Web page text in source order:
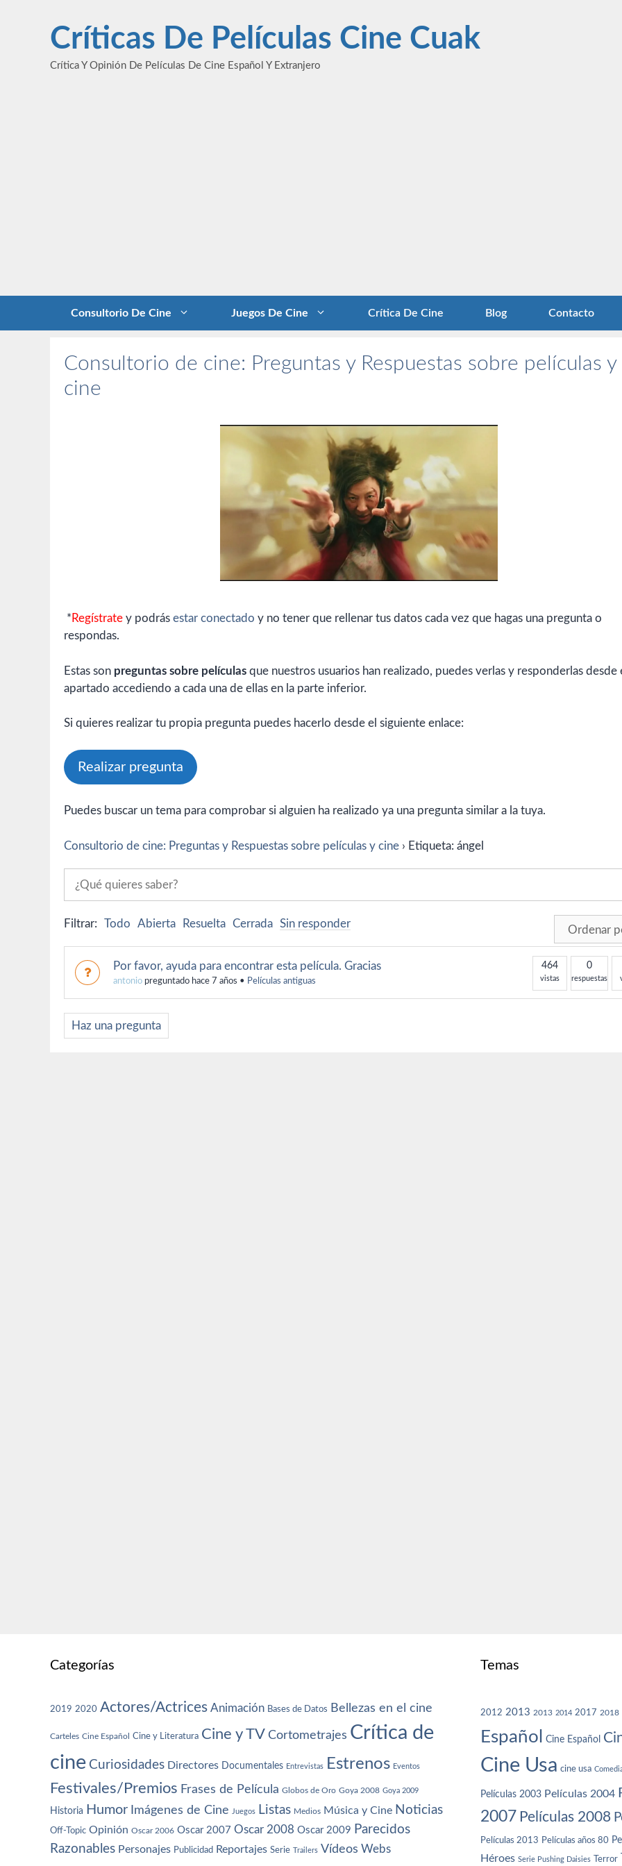
contenidoCríticas De Películas Cine Cuak
Crítica Y Opinión De Películas De Cine Español Y Extranjero
Consultorio De Cine Juegos De Cine Crítica De Cine Blog Contacto
Consultorio de cine: Preguntas y Respuestas sobre películas y
cine
* Regístrate y podrás estar conectado y no tener que rellenar tus datos cada vez que hagas una pregunta o
respondas.
Estas son preguntas sobre películas que nuestros usuarios han realizado, puedes verlas y responderlas desde
apartado accediendo a cada una de ellas en la parte inferior.
Si quieres realizar tu propia pregunta puedes hacerlo desde el siguiente enlace:
Realizar pregunta
Puedes buscar un tema para comprobar si alguien ha realizado ya una pregunta similar a la tuya.
Consultorio de cine: Preguntas y Respuestas sobre películas y cine › Etiqueta: ángel
Filtrar: Todo Abierta Resuelta Cerrada Sin responder
Por favor, ayuda para encontrar esta película. Gracias
antonio preguntado hace 7 años • Películas antiguas
464
vistas
0
respuestas
Haz una pregunta
Categorías
2019 2020 Actores/Actrices Animación Bases de Datos Bellezas en el cine
Carteles Cine Español Cine y Literatura Cine y TV Cortometrajes Crítica de
cine Curiosidades Directores Documentales Entrevistas Estrenos Eventos
Festivales/Premios Frases de Película Globos de Oro Goya 2008 Goya 2009
Historia Humor Imágenes de Cine Juegos Listas Medios Música y Cine Noticias
Off-Topic Opinión Oscar 2006 Oscar 2007 Oscar 2008 Oscar 2009 Parecidos
Razonables Personajes Publicidad Reportajes Serie Trailers Vídeos Webs
Temas
2012 2013 2013 2014 2017 2018
Español Cine Español
Cine Usa cine usa
Películas 2003 Películas 2004
2007 Películas 2008
Películas 2013 Películas años 80
Héroes Serie Pushing Daisies Terror